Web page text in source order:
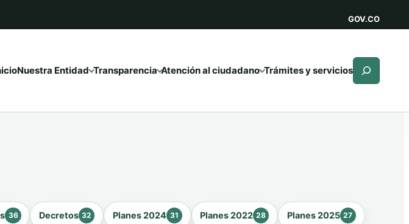
GOV.CO
Nuestra Entidad Transparencia Atención al ciudadano Trámites y servicios Buscar
36 Decretos 32 Planes 2024 31 Planes 2022 28 Planes 2025 27